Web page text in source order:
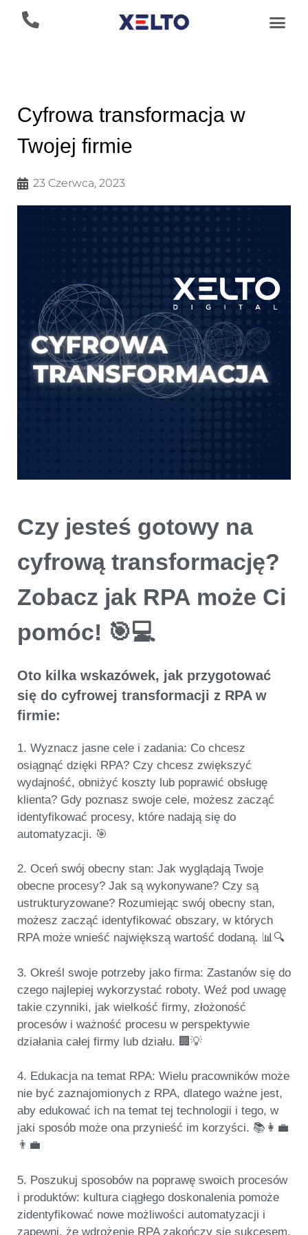
Cyfrowa transformacja w
Twojej firmie
23 Czerwca, 2023
Czy jesteś gotowy na
cyfrową transformację?
Zobacz jak RPA może Ci
pomóc! 🎯💻
Oto kilka wskazówek, jak przygotować
się do cyfrowej transformacji z RPA w
firmie:
1. Wyznacz jasne cele i zadania: Co chcesz
osiągnąć dzięki RPA? Czy chcesz zwiększyć
wydajność, obniżyć koszty lub poprawić obsługę
klienta? Gdy poznasz swoje cele, możesz zacząć
identyfikować procesy, które nadają się do
automatyzacji. 🎯
2. Oceń swój obecny stan: Jak wyglądają Twoje
obecne procesy? Jak są wykonywane? Czy są
ustrukturyzowane? Rozumiejąc swój obecny stan,
możesz zacząć identyfikować obszary, w których
RPA może wnieść największą wartość dodaną. 📊🔍
3. Określ swoje potrzeby jako firma: Zastanów się do
czego najlepiej wykorzystać roboty. Weź pod uwagę
takie czynniki, jak wielkość firmy, złożoność
procesów i ważność procesu w perspektywie
działania całej firmy lub działu. 🏢💡
4. Edukacja na temat RPA: Wielu pracowników może
nie być zaznajomionych z RPA, dlatego ważne jest,
aby edukować ich na temat tej technologii i tego, w
jaki sposób może ona przynieść im korzyści. 📚👩‍💼
👨‍💼
5. Poszukuj sposobów na poprawę swoich procesów
i produktów: kultura ciągłego doskonalenia pomoże
zidentyfikować nowe możliwości automatyzacji i
zapewni, że wdrożenie RPA zakończy się sukcesem,